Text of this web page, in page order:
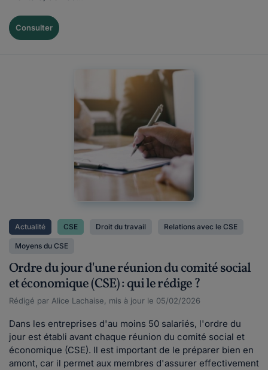
Consulter
Actualité CSE Droit du travail Relations avec le CSE
Moyens du CSE
Ordre du jour d'une réunion du comité social
et économique (CSE) : qui le rédige ?
Rédigé par Alice Lachaise, mis à jour le 05/02/2026
Dans les entreprises d'au moins 50 salariés, l'ordre du
jour est établi avant chaque réunion du comité social et
économique (CSE). Il est important de le préparer bien en
amont, car il permet aux membres d'assurer effectivement